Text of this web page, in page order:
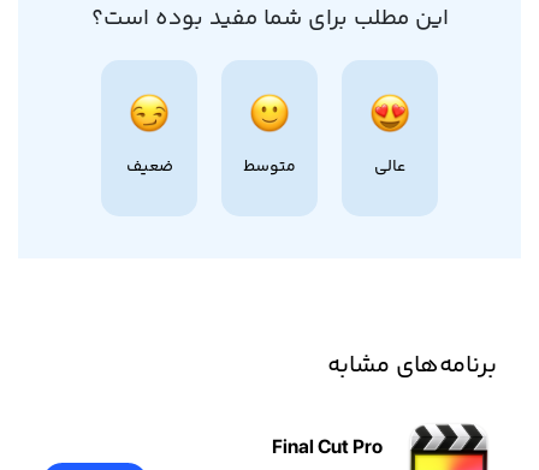
این مطلب برای شما مفید بوده است؟
عالی متوسط ضعیف
برنامه‌های مشابه
Final Cut Pro